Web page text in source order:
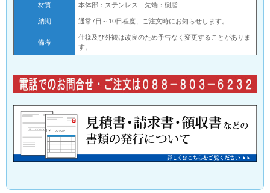
材質 本体部：ステンレス 先端：樹脂
納期 通常7日～10日程度、ご注文時にお知らせします。
備考
仕様及び外観は改良のため予告なく変更することがありま
す。